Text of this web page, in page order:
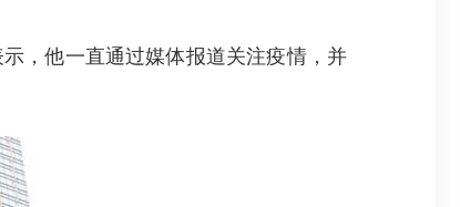
，他一直通过媒体报道关注疫情，并